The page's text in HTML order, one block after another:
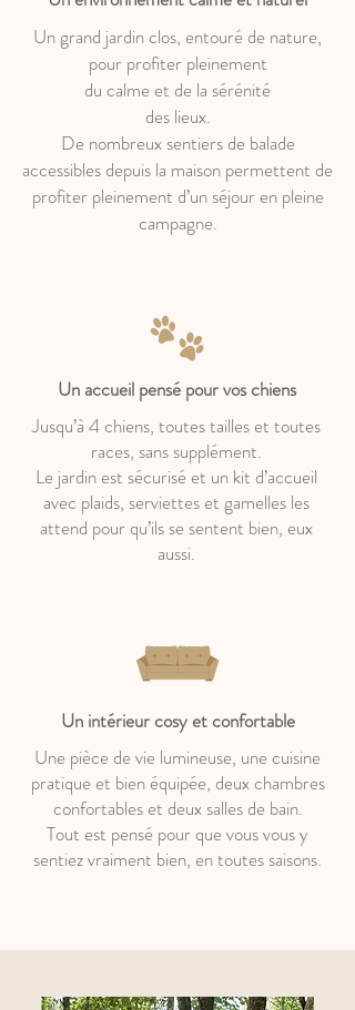
Un grand jardin clos, entouré de nature,
pour profiter pleinement
du calme et de la sérénité
des lieux.
De nombreux sentiers de balade
accessibles depuis la maison permettent de
profiter pleinement d’un séjour en pleine
campagne.
Un accueil pensé pour vos chiens
Jusqu’à 4 chiens, toutes tailles et toutes
races, sans supplément.
Le jardin est sécurisé et un kit d’accueil
avec plaids, serviettes et gamelles les
attend pour qu’ils se sentent bien, eux
aussi.
Un intérieur cosy et confortable
Une pièce de vie lumineuse, une cuisine
pratique et bien équipée, deux chambres
confortables et deux salles de bain.
Tout est pensé pour que vous vous y
sentiez vraiment bien, en toutes saisons.